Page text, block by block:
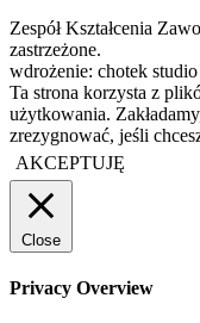
Zespół Kształcenia
zastrzeżone.
wdrożenie: chotek studio
Ta strona korzysta z
użytkowania.
zrezygnować, jeśli
AKCEPTUJĘ
Close
Privacy Overview